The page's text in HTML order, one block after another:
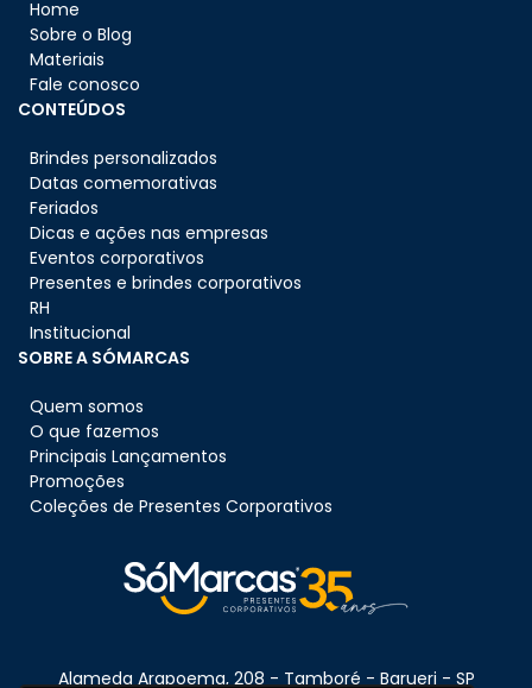
Home
Sobre o Blog
Materiais
Fale conosco
CONTEÚDOS
Brindes personalizados
Datas comemorativas
Feriados
Dicas e ações nas empresas
Eventos corporativos
Presentes e brindes corporativos
RH
Institucional
SOBRE A SÓMARCAS
Quem somos
O que fazemos
Principais Lançamentos
Promoções
Coleções de Presentes Corporativos
Alameda Arapoema, 208 - Tamboré - Barueri - SP